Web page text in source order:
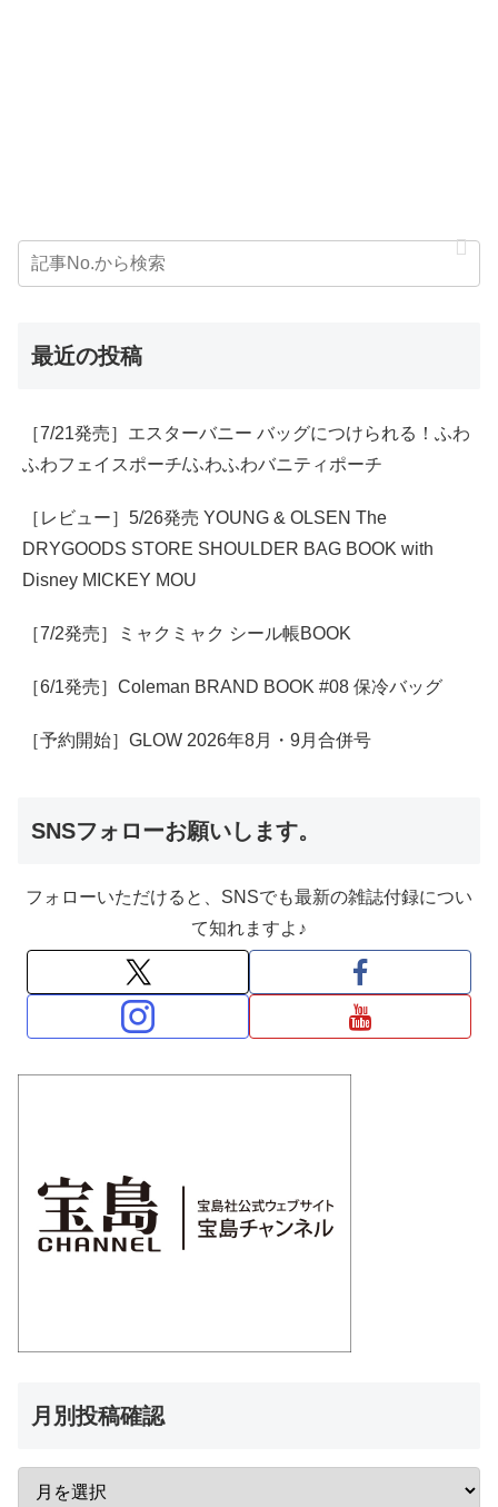
最近の投稿
［7/21発売］エスターバニー バッグにつけられる！ふわ
ふわフェイスポーチ/ふわふわバニティポーチ
［レビュー］5/26発売 YOUNG & OLSEN The
DRYGOODS STORE SHOULDER BAG BOOK with
Disney MICKEY MOU
［7/2発売］ミャクミャク シール帳BOOK
［6/1発売］Coleman BRAND BOOK #08 保冷バッグ
［予約開始］GLOW 2026年8月・9月合併号
SNSフォローお願いします。
フォローいただけると、SNSでも最新の雑誌付録につい
て知れますよ♪
月別投稿確認